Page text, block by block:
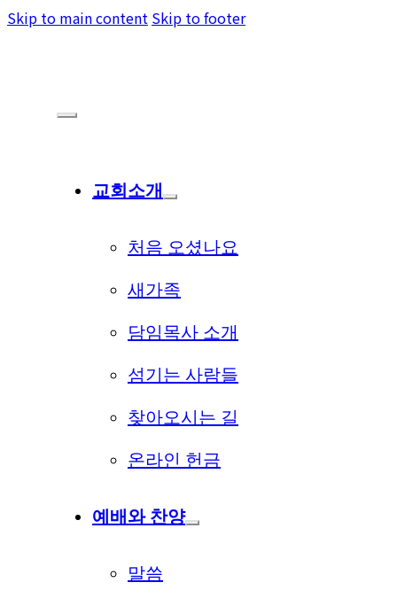
Skip to main content Skip to footer
교회소개
처음 오셨나요
새가족
담임목사 소개
섬기는 사람들
찾아오시는 길
온라인 헌금
예배와 찬양
말씀